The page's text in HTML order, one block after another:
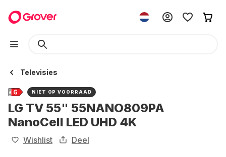
Televisies
NIET OP VOORRAAD
LG TV 55" 55NANO809PA
NanoCell LED UHD 4K
Wishlist Deel